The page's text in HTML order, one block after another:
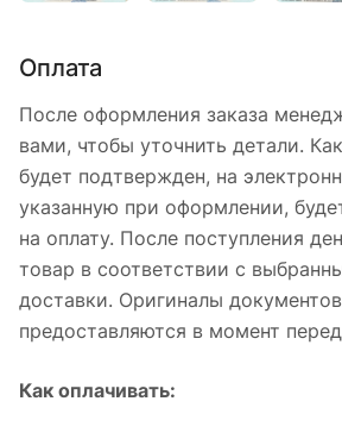
Оплата
После оформления заказа
вами, чтобы уточнить детали.
будет подтвержден, на
указанную при оформлении,
на оплату. После поступления
товар в соответствии с
доставки. Оригиналы документов
предоставляются в момент
Как оплачивать: